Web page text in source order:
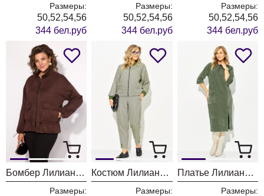
Размеры:
50,52,54,56
344 бел.руб
Размеры:
50,52,54,56
344 бел.руб
Размеры:
50,52,54,56
344 бел.руб
Бомбер Лилиана 1560 шоколад
Размеры:
Костюм Лилиана 1559 олива
Размеры:
Платье Лилиана 1485н хаки
Размеры: